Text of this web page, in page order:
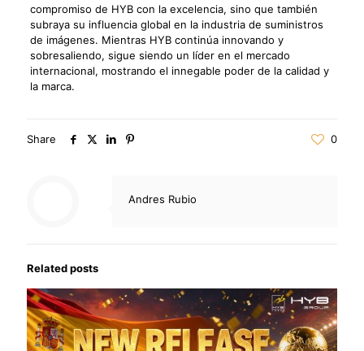
compromiso de HYB con la excelencia, sino que también
subraya su influencia global en la industria de suministros
de imágenes. Mientras HYB continúa innovando y
sobresaliendo, sigue siendo un líder en el mercado
internacional, mostrando el innegable poder de la calidad y
la marca.
Share 0
Andres Rubio
Related posts